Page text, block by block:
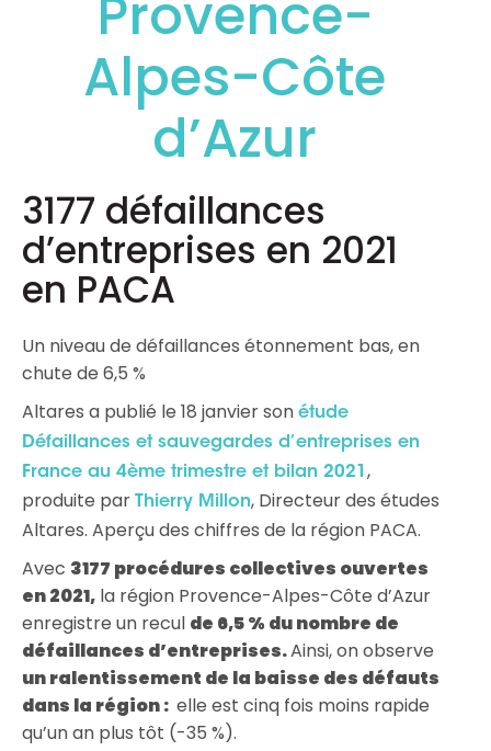
Provence-
Alpes-Côte
d’Azur
3177 défaillances
d’entreprises en 2021
en PACA
Un niveau de défaillances étonnement bas, en
chute de 6,5 %
Altares a publié le 18 janvier son étude
Défaillances et sauvegardes d’entreprises en
France au 4ème trimestre et bilan 2021 ,
produite par
Thierry Millon, Directeur des études
Altares. Aperçu des chiffres de la région PACA.
Avec 3177 procédures collectives ouvertes
en 2021, la région Provence-Alpes-Côte d’Azur
enregistre un recul de 6,5 % du nombre de
défaillances d’entreprises.Ainsi, on observe
un ralentissement de la baisse des défauts
dans la région : elle est cinq fois moins rapide
qu’un an plus tôt (-35 %).